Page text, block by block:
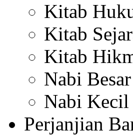
Kitab
Kitab
Kitab
Nabi Besar
Nabi Kecil
Perjanjian